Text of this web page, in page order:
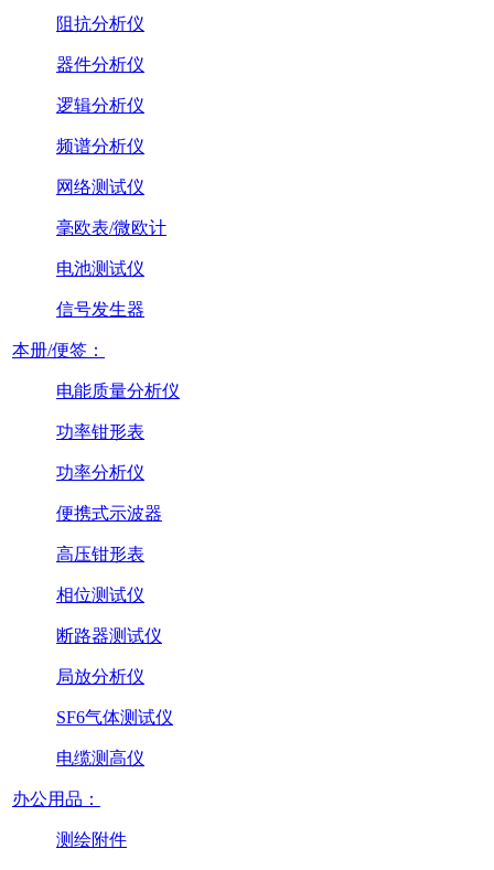
阻抗分析仪
器件分析仪
逻辑分析仪
频谱分析仪
网络测试仪
毫欧表/微欧计
电池测试仪
信号发生器
本册/便签：
电能质量分析仪
功率钳形表
功率分析仪
便携式示波器
高压钳形表
相位测试仪
断路器测试仪
局放分析仪
SF6气体测试仪
电缆测高仪
办公用品：
测绘附件